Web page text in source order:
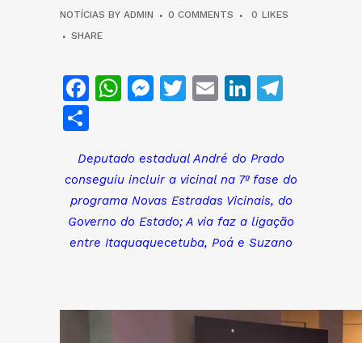
NOTÍCIAS BY ADMIN 0 COMMENTS 0 LIKES
SHARE
Facebook
WhatsApp
Messenger
Twitter
EmailLinkedIn
Deputado estadual André do Prado
conseguiu incluir a vicinal na 7ª fase do
programa Novas Estradas Vicinais, do
Governo do Estado; A via faz a ligação
entre Itaquaquecetuba, Poá e Suzano